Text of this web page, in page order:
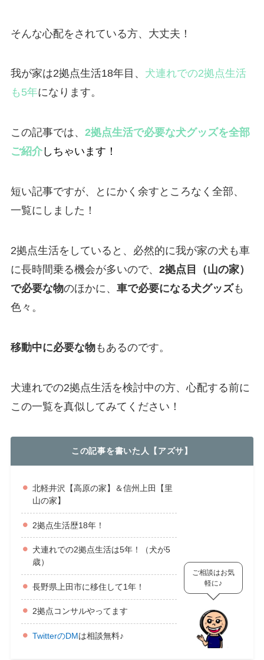
そんな心配をされている方、大丈夫！
我が家は2拠点生活18年目、 犬連れでの2拠点生活
も5年になります。
この記事では、 2拠点生活で必要な犬グッズを全部
ご紹介しちゃいます！
短い記事ですが、とにかく余すところなく全部、
一覧にしました！
2拠点生活をしていると、必然的に我が家の犬も車
に長時間乗る機会が多いので、 2拠点目（山の家）
で必要な物のほかに、 車で必要になる犬グッズも
色々。
移動中に必要な物もあるのです。
犬連れでの2拠点生活を検討中の方、心配する前に
この一覧を真似してみてください！
この記事を書いた人【アズサ】
北軽井沢【高原の家】＆信州上田【里
山の家】
2拠点生活歴18年！
犬連れでの2拠点生活は5年！（犬が5
歳）
長野県上田市に移住して1年！
2拠点コンサルやってます
TwitterのDMは相談無料♪
ご相談はお気
軽に♪